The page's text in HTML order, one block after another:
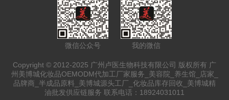
微信公众号 我的微信
Copyright © 2012-2025 广州卢医生物科技有限公司 版权所有 广
州美博城化妆品OEMODM代加工厂家服务_美容院_养生馆_店家_
品牌商_半成品原料_美博城源头工厂_化妆品库存回收_美博城精
油批发供应链服务 联系电话：18924031011